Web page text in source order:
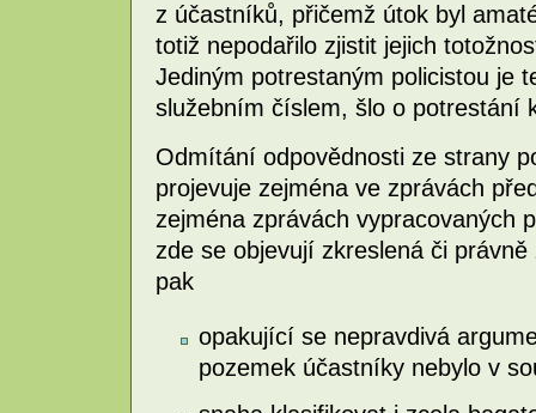
z účastníků, přičemž útok byl
totiž nepodařilo zjistit jejich
Jediným potrestaným policistou je
služebním číslem, šlo o potrestání
Odmítání odpovědnosti ze strany
projevuje zejména ve zprávách
zejména zprávách vypracovaných
zde se objevují zkreslená či
pak
opakující se nepravdivá
pozemek účastníky nebylo v